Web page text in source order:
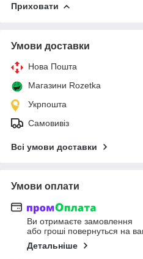
Приховати
Умови доставки
Нова Пошта
Магазини Rozetka
Укрпошта
Самовивіз
Всі умови доставки
Умови оплати
Ви отримаєте замовлення
або гроші повернуться на
Детальніше